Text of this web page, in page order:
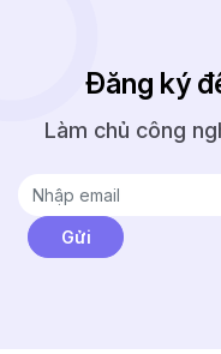
Đăng ký
Làm chủ công